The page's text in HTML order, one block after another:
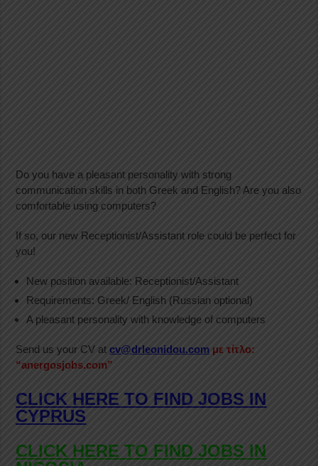
Do you have a pleasant personality with strong
communication skills in both Greek and English? Are you also
comfortable using computers?
If so, our new Receptionist/Assistant role could be perfect for
you!
New position available: Receptionist/Assistant
Requirements: Greek/ English (Russian optional)
A pleasant personality with knowledge of computers
Send us your CV atcv@drleonidou.com με τίτλο:
“anergosjobs.com”
CLICK HERE TO FIND JOBS IN
CYPRUS
CLICK HERE TO FIND JOBS IN